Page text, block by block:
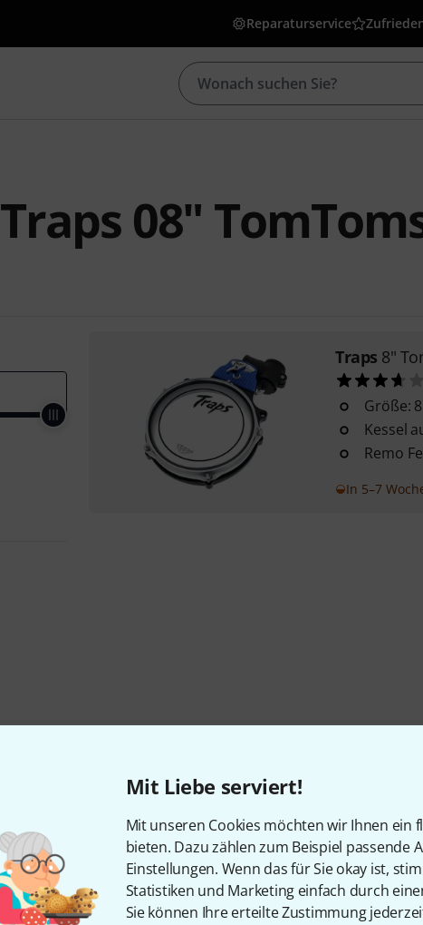
Mit Liebe serviert!
Mit unseren Cookies möchten wir Ihnen ein
bieten. Dazu zählen zum Beispiel passende
Einstellungen. Wenn das für Sie okay ist,
Statistiken und Marketing einfach durch
Sie können Ihre erteilte Zustimmung
Reparaturservice
Traps 08"
Traps 8"
Größe:
Kessel
Remo
In 5–7
Teilen Hilfe